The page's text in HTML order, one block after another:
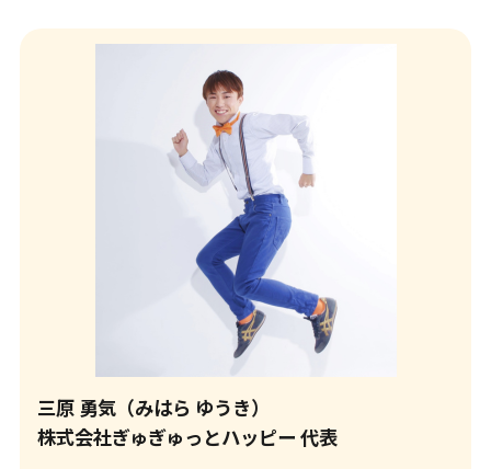
三原 勇気（みはら ゆうき）
株式会社ぎゅぎゅっとハッピー 代表